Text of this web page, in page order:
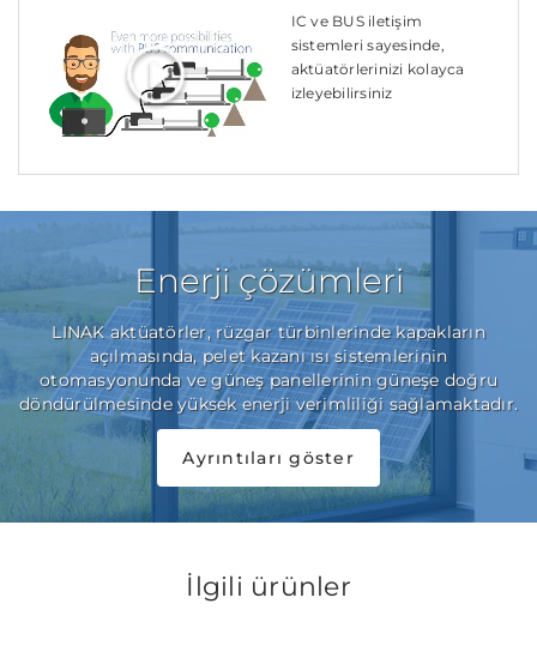
IC ve BUS iletişim
sistemleri sayesinde,
aktüatörlerinizi kolayca
izleyebilirsiniz
Enerji çözümleri
LINAK aktüatörler, rüzgar türbinlerinde kapakların
açılmasında, pelet kazanı ısı sistemlerinin
otomasyonunda ve güneş panellerinin güneşe doğru
döndürülmesinde yüksek enerji verimliliği sağlamaktadır.
Ayrıntıları göster
İlgili ürünler